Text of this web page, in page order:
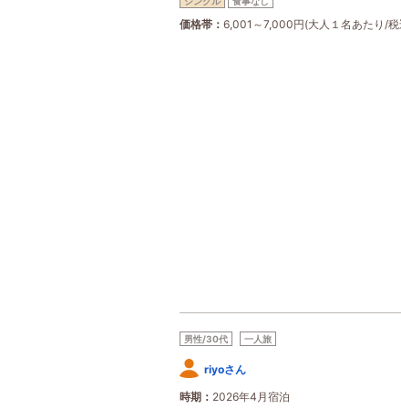
価格帯 6,001～7,000円(大人１名あたり/税
男性/30代 一人旅
riyoさん
時期
2026年4月宿泊